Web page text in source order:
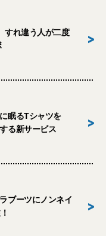
すれ違う人が二度
>
眠るTシャツを
る新サービス
>
ブーツにノンネイ
>